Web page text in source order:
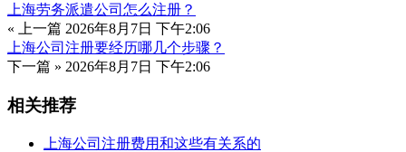
上海劳务派遣公司怎么注册？
« 上一篇 2026年8月7日 下午2:06
上海公司注册要经历哪几个步骤？
下一篇 » 2026年8月7日 下午2:06
相关推荐
上海公司注册费用和这些有关系的